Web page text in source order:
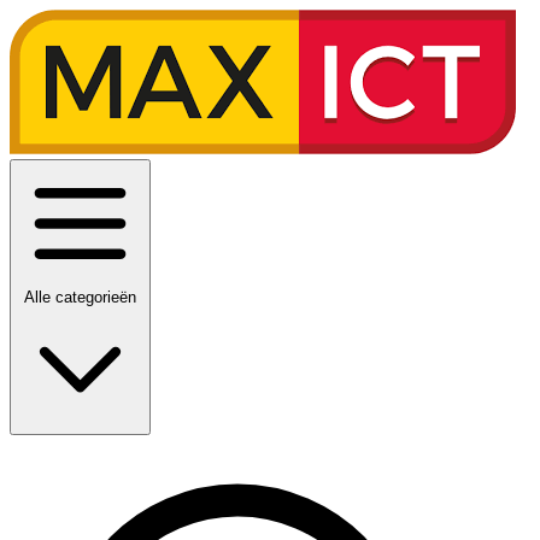
Alle categorieën